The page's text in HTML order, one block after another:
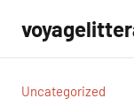
contenu
Uncategorized